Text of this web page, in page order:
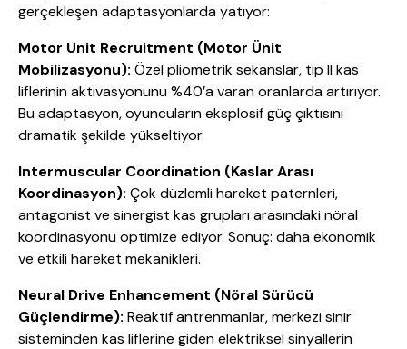
gerçekleşen adaptasyonlarda yatıyor:
Motor Unit Recruitment (Motor Ünit
Mobilizasyonu): Özel pliometrik sekanslar, tip II kas
liflerinin aktivasyonunu %40’a varan oranlarda artırıyor.
Bu adaptasyon, oyuncuların eksplosif güç çıktısını
dramatik şekilde yükseltiyor.
Intermuscular Coordination (Kaslar Arası
Koordinasyon): Çok düzlemli hareket paternleri,
antagonist ve sinergist kas grupları arasındaki nöral
koordinasyonu optimize ediyor. Sonuç: daha ekonomik
ve etkili hareket mekanikleri.
Neural Drive Enhancement (Nöral Sürücü
Güçlendirme): Reaktif antrenmanlar, merkezi sinir
sisteminden kas liflerine giden elektriksel sinyallerin